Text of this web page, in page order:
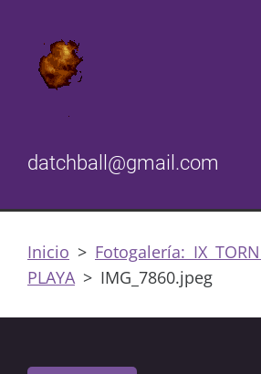
datchball@gmail.com
Inicio > Fotogalería: IX
PLAYA > IMG_7860.jpeg